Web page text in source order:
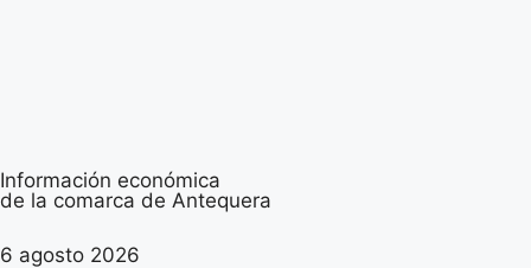
Información económica
de la comarca de Antequera
6 agosto 2026